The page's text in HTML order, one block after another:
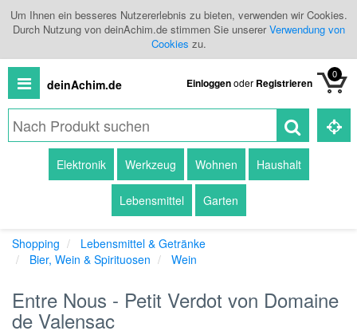
Um Ihnen ein besseres Nutzererlebnis zu bieten, verwenden wir Cookies.
Durch Nutzung von deinAchim.de stimmen Sie unsererVerwendung von
Cookies zu.
deinAchim.de Einloggenoder Registrieren
0
Produkte
Händlerübersicht
Elektronik Werkzeug Wohnen Haushalt
Lebensmittel Garten
Shopping
Lebensmittel & Getränke
Bier, Wein & Spirituosen
Wein
Entre Nous - Petit Verdot von Domaine
de Valensac